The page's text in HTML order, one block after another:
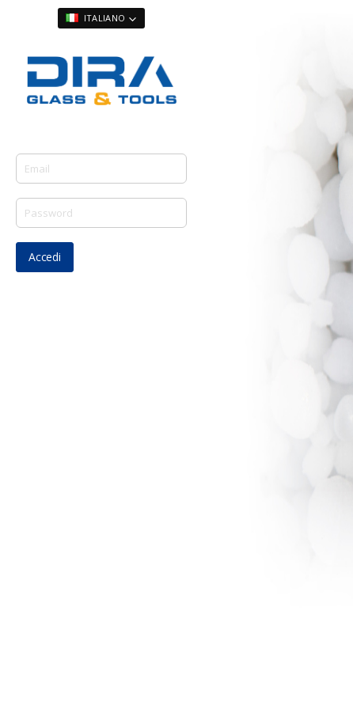
Salta
al
LINGUAITALIANO
Accedi